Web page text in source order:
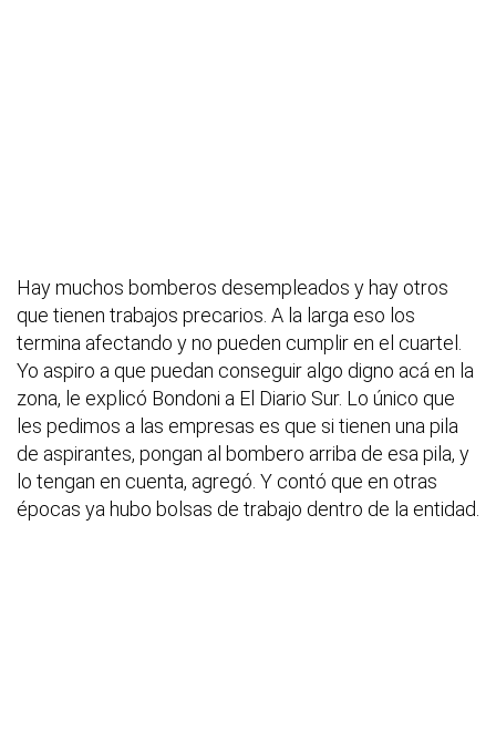
Hay muchos bomberos desempleados y hay otros
que tienen trabajos precarios. A la larga eso los
termina afectando y no pueden cumplir en el cuartel.
Yo aspiro a que puedan conseguir algo digno acá en la
zona, le explicó Bondoni a El Diario Sur. Lo único que
les pedimos a las empresas es que si tienen una pila
de aspirantes, pongan al bombero arriba de esa pila, y
lo tengan en cuenta, agregó. Y contó que en otras
épocas ya hubo bolsas de trabajo dentro de la entidad.